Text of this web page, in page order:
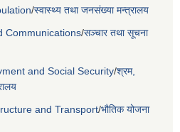
/स्वास्थ्य तथा जनसंख्या मन्त्रालय
Communications/सञ्चार तथा सूचना
and Social Security/श्रम,
and Transport/भौतिक योजना